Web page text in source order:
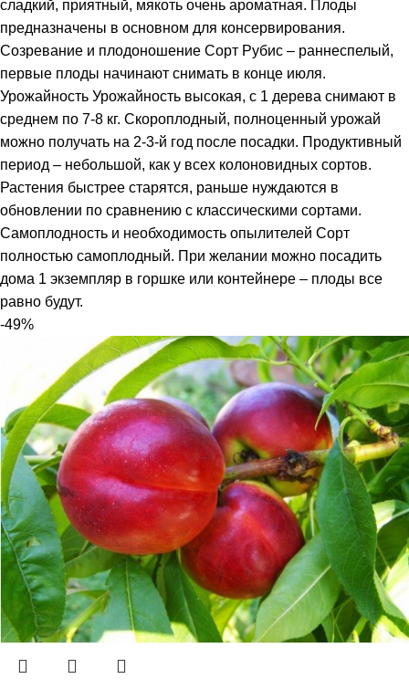
сладкий, приятный, мякоть очень ароматная. Плоды
предназначены в основном для консервирования.
Созревание и плодоношение Сорт Рубис – раннеспелый,
первые плоды начинают снимать в конце июля.
Урожайность Урожайность высокая, с 1 дерева снимают в
среднем по 7-8 кг. Скороплодный, полноценный урожай
можно получать на 2-3-й год после посадки. Продуктивный
период – небольшой, как у всех колоновидных сортов.
Растения быстрее старятся, раньше нуждаются в
обновлении по сравнению с классическими сортами.
Самоплодность и необходимость опылителей Сорт
полностью самоплодный. При желании можно посадить
дома 1 экземпляр в горшке или контейнере – плоды все
равно будут.
-49%